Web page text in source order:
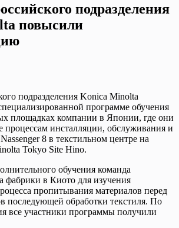
подразделения
повысили
подразделения Konica Minolta
программе обучения
площадках компании в Японии, где они
процессам инсталляции, обслуживания и
8 в текстильном центре на
Tokyo Site Hino.
обучения команда
фабрики в Киото для изучения
пропитывания материалов перед
последующей обработки текстиля. По
все участники программы получили